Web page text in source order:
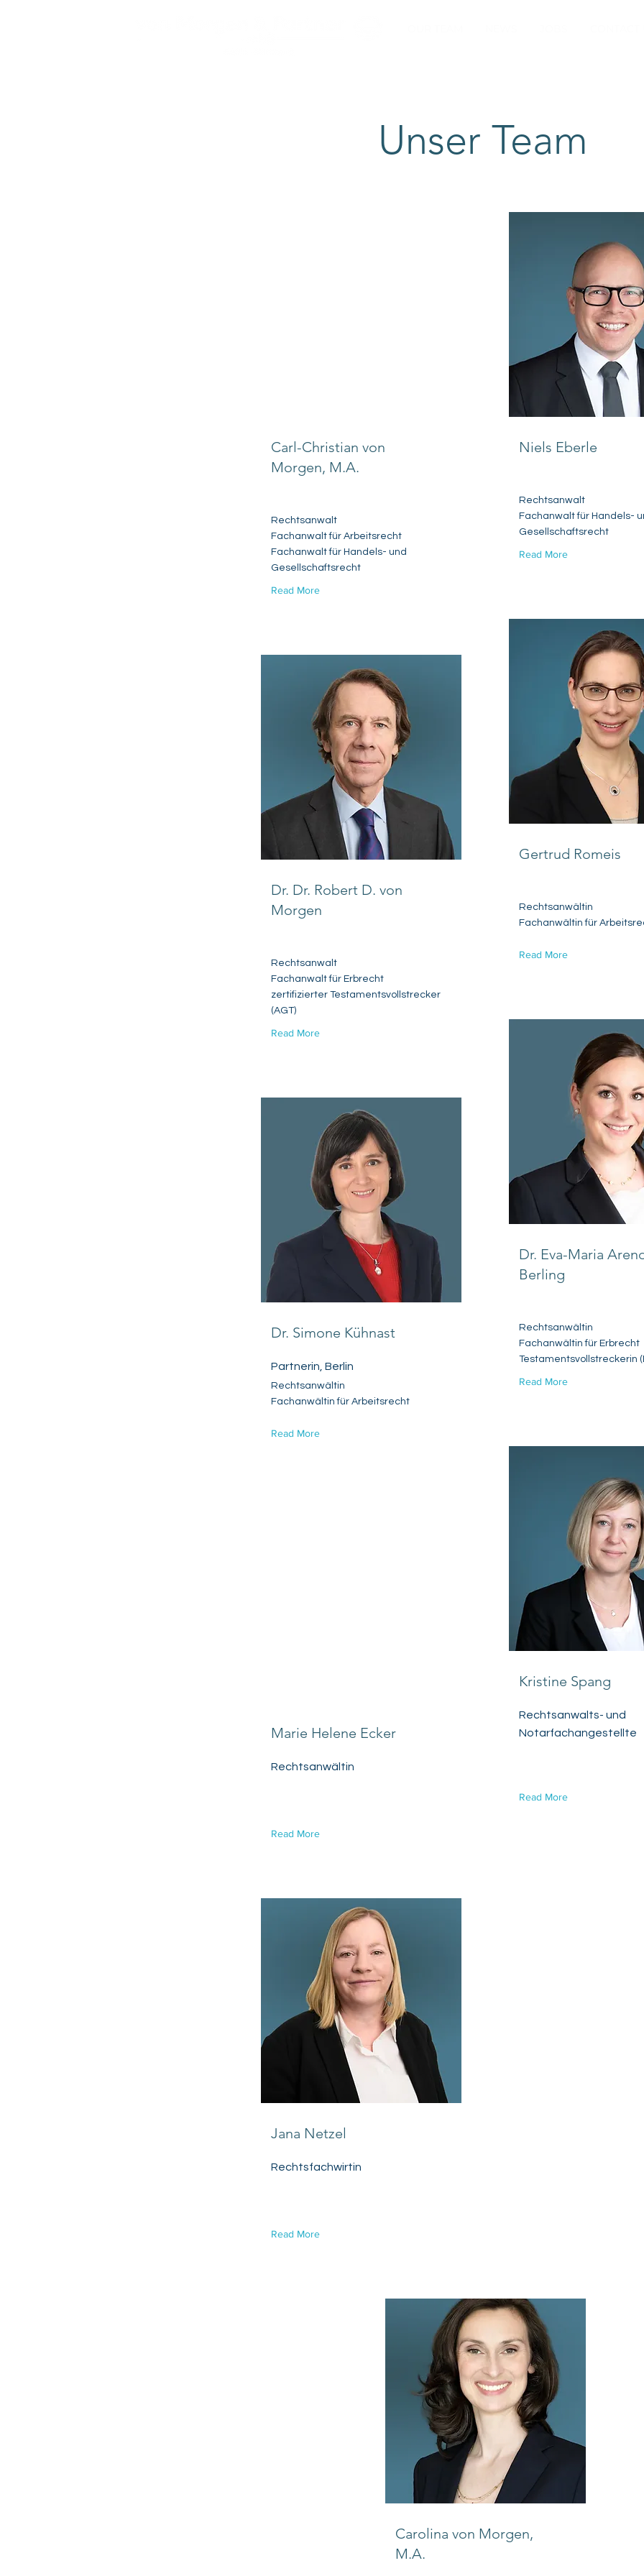
Unser Team
Carl-Christian von
Morgen, M.A.
Rechtsanwalt
Fachanwalt für Arbeitsrecht
Fachanwalt für Handels- und
Gesellschaftsrecht
Read More
Dr. Dr. Robert D. von
Morgen
Rechtsanwalt
Fachanwalt für Erbrecht
zertifizierter Testamentsvollstrecker
(AGT)
Read More
Dr. Simone Kühnast
Partnerin, Berlin
Rechtsanwältin
Fachanwältin für Arbeitsrecht
Read More
Marie Helene Ecker
Rechtsanwältin
Read More
Jana Netzel
Rechtsfachwirtin
Read More
Niels Eberle
Rechtsanwalt
Fachanwalt für Handels-
Gesellschaftsrecht
Read More
Gertrud Romeis
Rechtsanwältin
Fachanwältin für
Read More
Dr. Eva-Maria
Berling
Rechtsanwältin
Fachanwältin für Erbrecht
Testamentsvollstreckerin
Read More
Kristine Spang
Rechtsanwalts- und
Notarfachangestellte
Read More
Carolina von Morgen,
M.A.